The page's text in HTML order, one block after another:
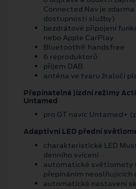
Connected Nav je zdarma
dostupnosti služby)
bezdrátové připojení
nebo Apple CarPlay
Bluetooth® handsfree
6 reproduktorů
příjem DAB
anténa ve tvaru žraločí
Přepínatelné jízdní režimy
Untamed
pro GT navíc Untamed+
Adaptivní LED přední
charakteristické LED
denního svícení
automatické světlomety
přepínáním neoslňujících
automatické nastavení